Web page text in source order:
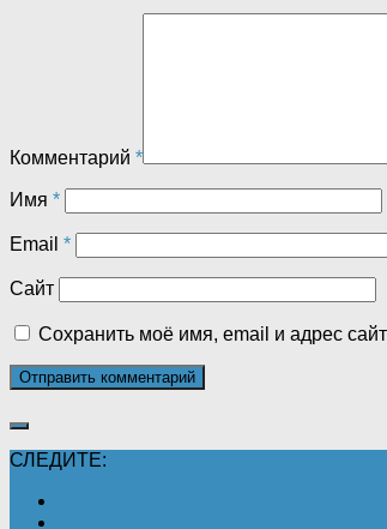
Комментарий *
Имя *
Email *
Сайт
Сохранить моё имя, email и адрес
СЛЕДИТЕ: